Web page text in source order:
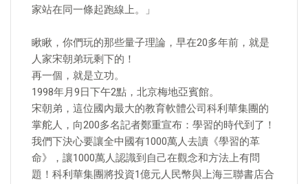
家站在同一條起跑線上。」
瞅瞅，你們玩的那些量子理論，早在20多年前，就是
人家宋朝弟玩剩下的！
再一個，就是立功。
1998年月9日下午2點，北京梅地亞賓館。
宋朝弟，這位國內最大的教育軟體公司科利華集團的
掌舵人，向200多名記者鄭重宣布：學習的時代到了！
我們下決心要讓全中國有1000萬人去讀《學習的革
命》，讓1000萬人認識到自己在觀念和方法上有問
題！科利華集團將投資1億元人民幣與上海三聯書店合